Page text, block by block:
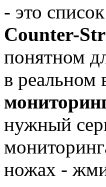
- это
Counter-
понятном
в реальном
нужный
ножах -